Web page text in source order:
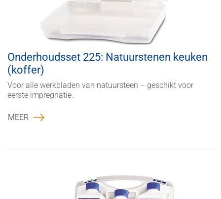
Onderhoudsset 225: Natuurstenen keuken
(koffer)
Voor alle werkbladen van natuursteen – geschikt voor
eerste impregnatie.
MEER